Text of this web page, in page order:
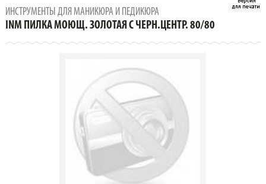
INM ПИЛКА МОЮЩ. ЗОЛОТАЯ С ЧЕРН.ЦЕНТР. 80/80
ИНСТРУМЕНТЫ ДЛЯ МАНИКЮРА И ПЕДИКЮРА
INM ПИЛКА МОЮЩ. ЗОЛОТАЯ С ЧЕРН.ЦЕНТР. 80/80